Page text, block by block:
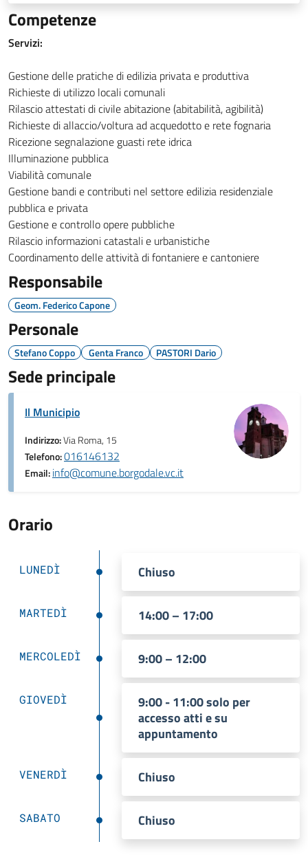
Competenze
Servizi:
Gestione delle pratiche di edilizia privata e produttiva
Richieste di utilizzo locali comunali
Rilascio attestati di civile abitazione (abitabilità, agibilità)
Richieste di allaccio/voltura ad acquedotto e rete fognaria
Ricezione segnalazione guasti rete idrica
Illuminazione pubblica
Viabilità comunale
Gestione bandi e contributi nel settore edilizia residenziale
pubblica e privata
Gestione e controllo opere pubbliche
Rilascio informazioni catastali e urbanistiche
Coordinamento delle attività di fontaniere e cantoniere
Responsabile
Geom. Federico Capone
Personale
Stefano Coppo Genta Franco PASTORI Dario
Sede principale
Il Municipio
Indirizzo:Via Roma, 15
Telefono:016146132
Email:info@comune.borgodale.vc.it
Orario
LUNEDÌ Chiuso
MARTEDÌ 14:00 – 17:00
MERCOLEDÌ 9:00 – 12:00
GIOVEDÌ
9:00 - 11:00 solo per
accesso atti e su
appuntamento
VENERDÌ Chiuso
SABATO Chiuso